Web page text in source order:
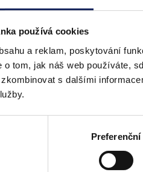
používá cookies
a reklam, poskytování
o tom, jak náš web používáte,
s dalšími
Preferenční